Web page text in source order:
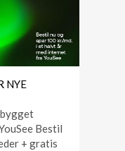
NYE
Bestil
+ gratis